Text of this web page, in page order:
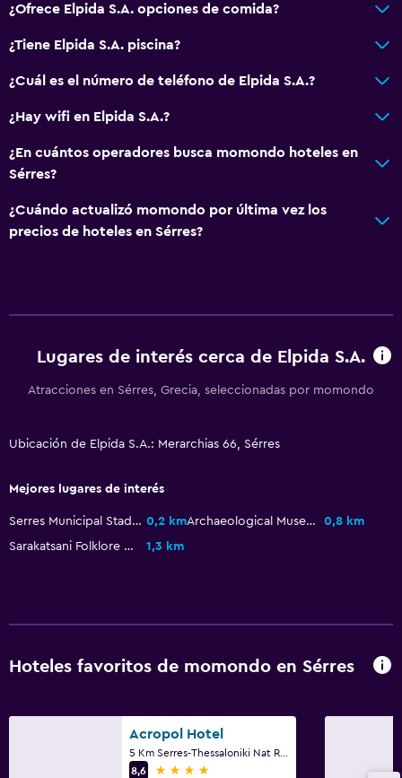
¿Ofrece Elpida S.A. opciones de comida?
¿Tiene Elpida S.A. piscina?
¿Cuál es el número de teléfono de Elpida S.A.?
¿Hay wifi en Elpida S.A.?
¿En cuántos operadores busca momondo hoteles en
Sérres?
¿Cuándo actualizó momondo por última vez los
precios de hoteles en Sérres?
Lugares de interés cerca de Elpida S.A.
Atracciones en Sérres, Grecia, seleccionadas por momondo
Ubicación de Elpida S.A.: Merarchias 66, Sérres
Mejores lugares de interés
Serres Municipal Stadium 0,2 km Archaeological Museum of Serres
0,8 km
Sarakatsani Folklore Museum
1,3 km
Hoteles favoritos de momondo en Sérres
Acropol Hotel
8,6
4 estrellas